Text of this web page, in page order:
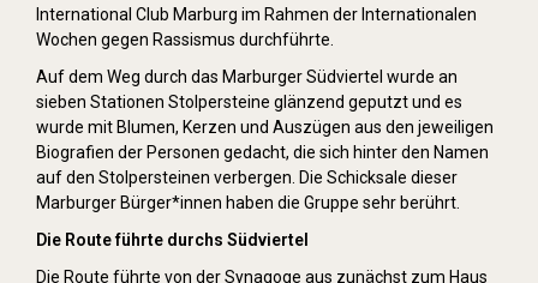
International Club Marburg im Rahmen der Internationalen
Wochen gegen Rassismus durchführte.
Auf dem Weg durch das Marburger Südviertel wurde an
sieben Stationen Stolpersteine glänzend geputzt und es
wurde mit Blumen, Kerzen und Auszügen aus den jeweiligen
Biografien der Personen gedacht, die sich hinter den Namen
auf den Stolpersteinen verbergen. Die Schicksale dieser
Marburger Bürger*innen haben die Gruppe sehr berührt.
Die Route führte durchs Südviertel
Die Route führte von der Synagoge aus zunächst zum Haus